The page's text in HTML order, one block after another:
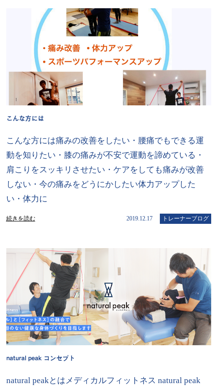
こんな方には
こんな方には痛みの改善をしたい・腰痛でもできる運
動を知りたい・膝の痛みが不安で運動を諦めている・
肩こりをスッキリさせたい・ケアをしても痛みが改善
しない・今の痛みをどうにかしたい体力アップした
い・体力に
続きを読む 2019.12.17 トレーナーブログ
natural peak コンセプト
natural peakとはメディカルフィットネス natural peak